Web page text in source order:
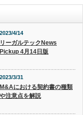
2023/4/14
リーガルテックNews
Pickup 4月14日版
2023/3/31
M&Aにおける契約書の種類
や注意点を解説